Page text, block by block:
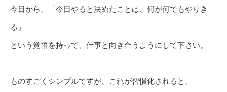
今日から、「今日やると決めたことは、何が何でもやりき
る」
という覚悟を持って、仕事と向き合うようにして下さい。
ものすごくシンプルですが、これが習慣化されると、